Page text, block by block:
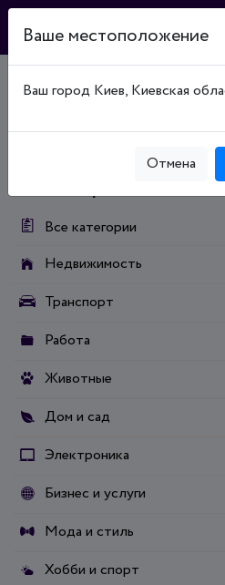
Главная Доска объявлений
Шины, диски и колеса
Диски
Все категории
Недвижимость
Транспорт
Работа
Животные
Дом и сад
Электроника
Бизнес и услуги
Мода и стиль
Хобби и спорт
Ваше местоположение
Ваш город Киев, Киевская
Отмена